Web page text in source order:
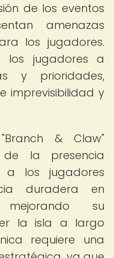
de los eventos
amenazas
los jugadores.
los jugadores a
y prioridades,
imprevisibilidad y
& Claw"
la presencia
a los jugadores
duradera en
mejorando su
la isla a largo
requiere una